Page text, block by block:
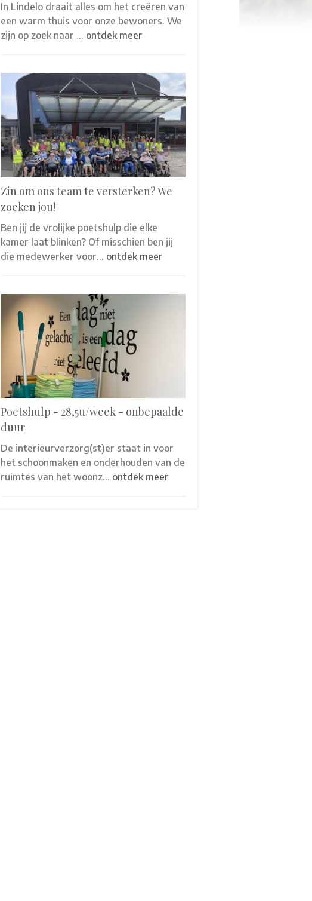
In Lindelo draait alles om het creëren van
een warm thuis voor onze bewoners. We
zijn op zoek naar … ontdek meer
Zin om ons team te versterken? We
zoeken jou!
Ben jij de vrolijke poetshulp die elke
kamer laat blinken? Of misschien ben jij
die medewerker voor… ontdek meer
Poetshulp - 28,5u/week - onbepaalde
duur
De interieurverzorg(st)er staat in voor
het schoonmaken en onderhouden van de
ruimtes van het woonz… ontdek meer